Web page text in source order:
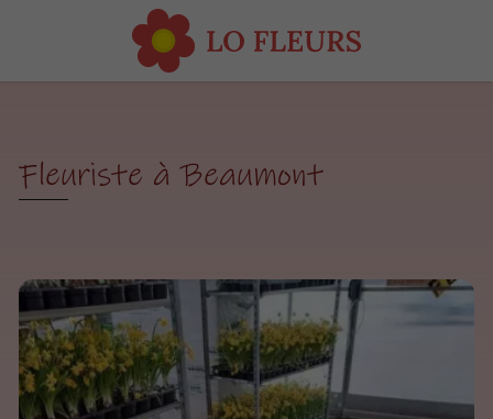
Fleuriste à Beaumont